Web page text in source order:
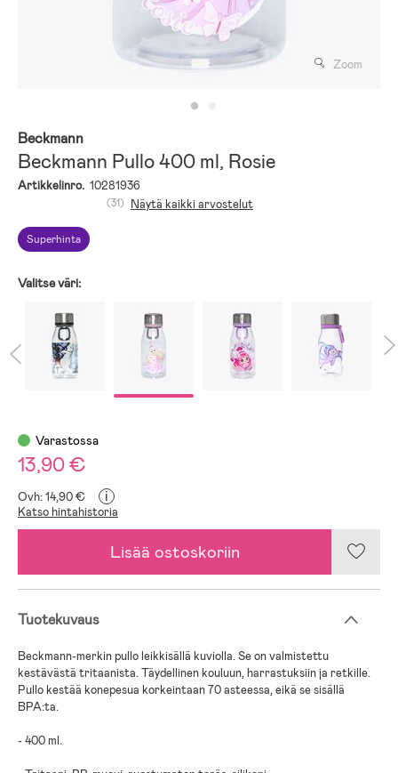
Zoom
Beckmann
Beckmann Pullo 400 ml, Rosie
Artikkelinro. 10281936
Superhinta
(31) Näytä kaikki arvostelut
Valitse väri:
Varastossa
13,90 €
Ovh: 14,90 € i
Katso hintahistoria
Lisää ostoskoriin
Tuotekuvaus
Beckmann-merkin pullo leikkisällä kuviolla. Se on valmistettu
kestävästä tritaanista. Täydellinen kouluun, harrastuksiin ja retkille.
Pullo kestää konepesua korkeintaan 70 asteessa, eikä se sisällä
BPA:ta.
- 400 ml.